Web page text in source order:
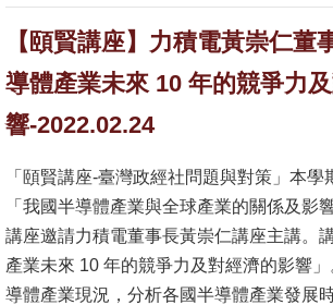
識
學
術
單
位
研
【頤賢講座】力積電黃崇仁董
導體產業未來 10 年的競爭力
響-2022.02.24
「頤賢講座-臺灣政經社問題與對策」本學
「我國半導體產業與全球產業的關係及影
講座邀請力積電董事長黃崇仁講座主講。
產業未來 10 年的競爭力及對經濟的影響
導體產業現況，分析各國半導體產業發展